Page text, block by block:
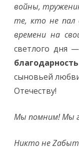
войны,
те, кто не пал
времени на
светлого дня
благодарность
сыновьей
Отечеству!
Мы помним! Мы
Никто неZ